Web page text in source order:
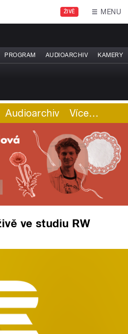
ŽIVĚ MENU
PROGRAM AUDIOARCHIV KAMERY
Audioarchiv Více…
ve studiu RW